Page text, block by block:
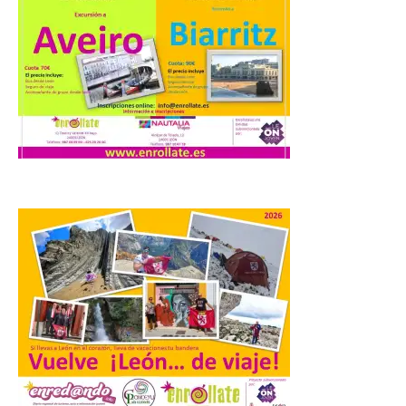
Laciana comienza su
programación para
disfrutar el eclipse total
del 12 de agosto
7 Ago 2026
pudo disfrutar de un
planetario que se instaló
en el polideportivo municipal, con pases
de mañana dedicados preferentemente al
público infantil y, el resto del […]
El Gobierno de España
lanza un visor web para
localizar y disfrutar del